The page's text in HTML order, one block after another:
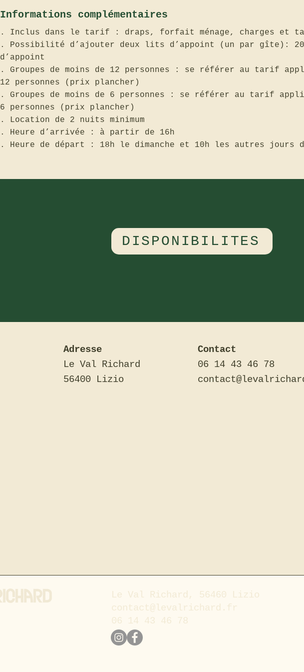
Informations complémentaires
. Inclus dans le tarif : draps, forfait ménage, charges et
. Possibilité d’ajouter deux lits d’appoint (un par gîte):
d’appoint
. Groupes de moins de 12 personnes : se référer au tarif
12 personnes (prix plancher)
. Groupes de moins de 6 personnes : se référer au tarif
6 personnes (prix plancher)
. Location de 2 nuits minimum
. Heure d’arrivée : à partir de 16h
. Heure de départ : 18h le dimanche et 10h les autres jours
DISPONIBILITES
Adresse
Le Val Richard
56400 Lizio
Contact
06 14 43 46 78
Le Val Richard, 56460 Lizio
contact@levalrichard.fr
06 14 43 46 78